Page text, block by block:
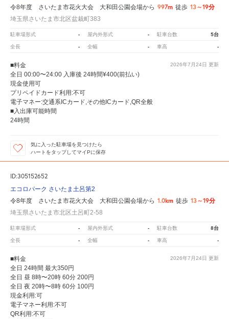
令8年度 さいたま市花火大会 大和田公園会場から 997m 徒歩 13～19分
埼玉県さいたま市北区盆栽町383
駐車場形式 - 屋内外形式 - 駐車台数 5台
全長 - 全幅 - 車高 -
2026年7月24日 更新
■料金
全日 00:00〜24:00 入庫後 24時間¥400(前払い)
現金使用可
プリペイドカード利用:不可
電子マネー:交通系ICカード,その他ICカード,QR全般
■入出庫可能時間
24時間
気に入った駐車場を見つけたら
ハートをタップしてマイPに保存
ID:305152652
エコロパーク さいたま土呂第2
令8年度 さいたま市花火大会 大和田公園会場から 1.0km 徒歩 13～19分
埼玉県さいたま市北区土呂町2-58
駐車場形式 - 屋内外形式 - 駐車台数 8台
全長 - 全幅 - 車高 -
2026年7月24日 更新
■料金
全日 24時間 最大350円
全日 昼 8時〜20時 60分 200円
全日 夜 20時〜8時 60分 100円
現金利用:可
電子マネー利用:不可
QR利用:不可